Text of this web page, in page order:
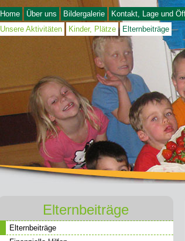
Home Über uns Bildergalerie
Kontakt, Lage und
Unsere Aktivitäten
Kinder, Plätze Elternbeiträge
Elternbeiträge
Elternbeiträge